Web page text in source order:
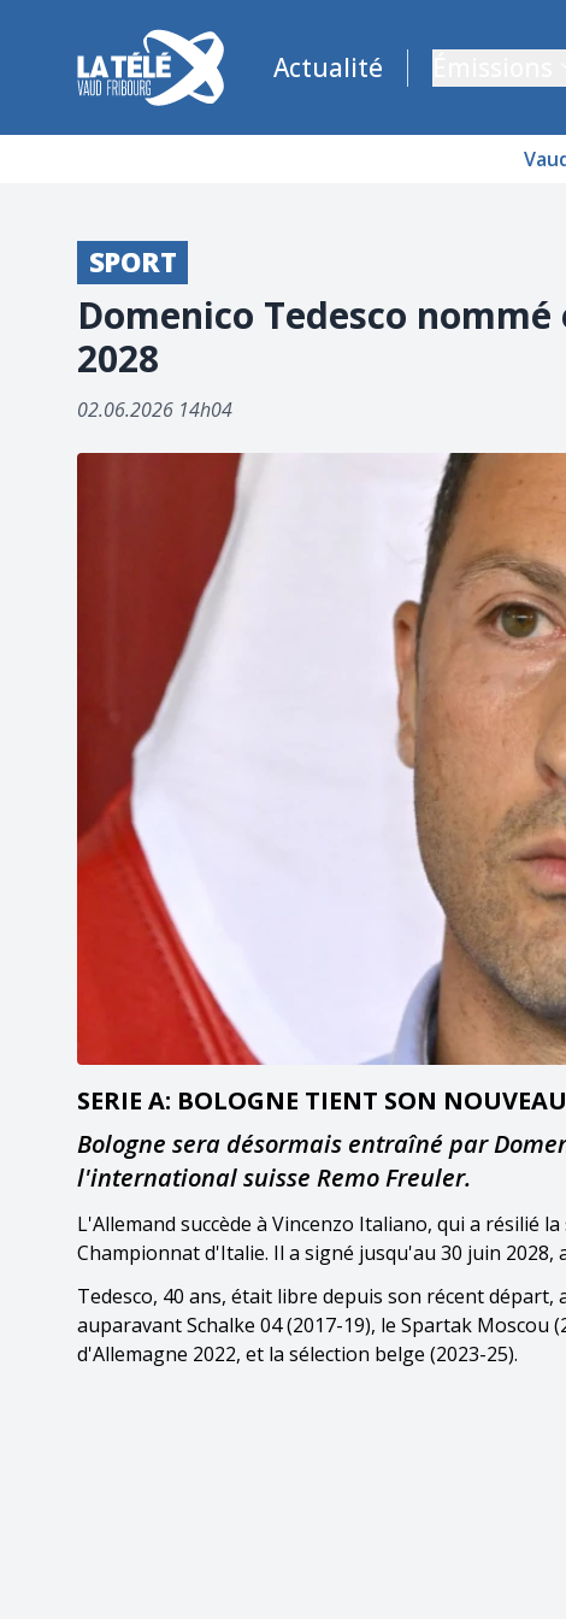
La Télé - Télévision régionale Vaud et Fribourg
Actualité
SPORT
Domenico Tedesco
2028
02.06.2026 14h04
SERIE A: BOLOGNE TIENT SON
Bologne sera désormais entraîné par
l'international suisse Remo Freuler.
L'Allemand succède à Vincenzo Italiano, qui a résilié
Championnat d'Italie. Il a signé jusqu'au 30 juin
Tedesco, 40 ans, était libre depuis son récent
auparavant Schalke 04 (2017-19), le Spartak Moscou
d'Allemagne 2022, et la sélection belge (2023-25).